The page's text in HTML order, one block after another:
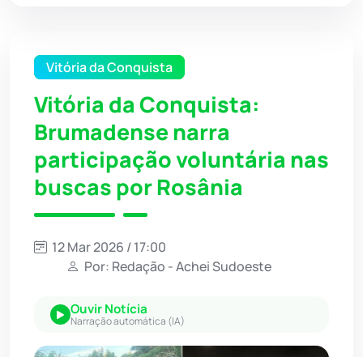
Vitória da Conquista
Vitória da Conquista:
Brumadense narra
participação voluntária nas
buscas por Rosânia
12 Mar 2026 / 17:00
Por: Redação - Achei Sudoeste
Ouvir Notícia
Narração automática (IA)